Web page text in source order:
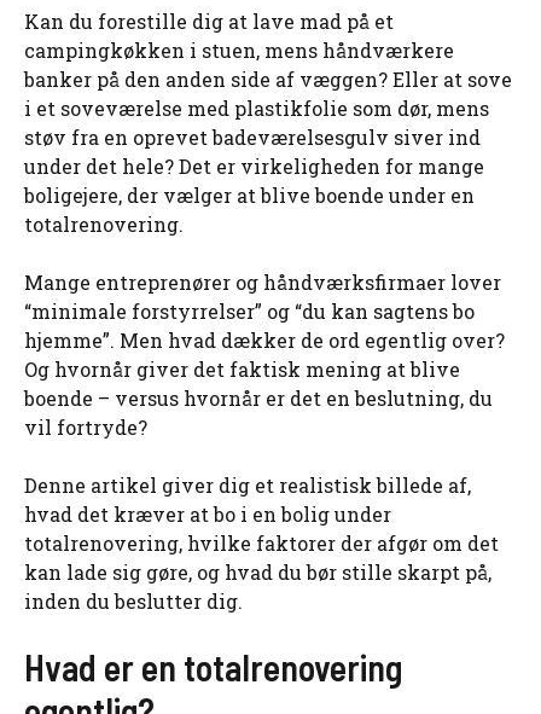
Kan du forestille dig at lave mad på et
campingkøkken i stuen, mens håndværkere
banker på den anden side af væggen? Eller at sove
i et soveværelse med plastikfolie som dør, mens
støv fra en oprevet badeværelsesgulv siver ind
under det hele? Det er virkeligheden for mange
boligejere, der vælger at blive boende under en
totalrenovering.
Mange entreprenører og håndværksfirmaer lover
“minimale forstyrrelser” og “du kan sagtens bo
hjemme”. Men hvad dækker de ord egentlig over?
Og hvornår giver det faktisk mening at blive
boende – versus hvornår er det en beslutning, du
vil fortryde?
Denne artikel giver dig et realistisk billede af,
hvad det kræver at bo i en bolig under
totalrenovering, hvilke faktorer der afgør om det
kan lade sig gøre, og hvad du bør stille skarpt på,
inden du beslutter dig.
Hvad er en totalrenovering